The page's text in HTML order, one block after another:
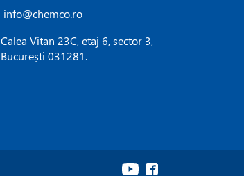
info@chemco.ro
Calea Vitan 23C, etaj 6, sector 3,
București 031281.